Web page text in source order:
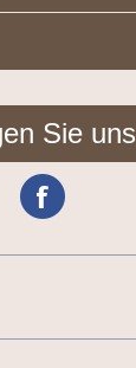
Sie uns